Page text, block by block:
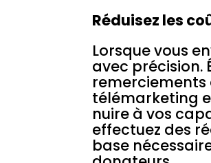
Réduisez les
Lorsque vous
avec précision.
remerciements
télémarketing
nuire à vos
effectuez des
base